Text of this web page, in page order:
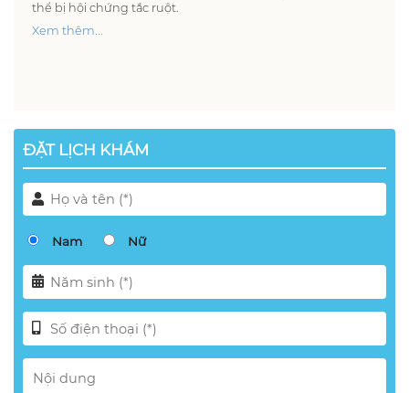
thể bị hội chứng tắc ruột.
Xem thêm...
ĐẶT LỊCH KHÁM
Nam Nữ